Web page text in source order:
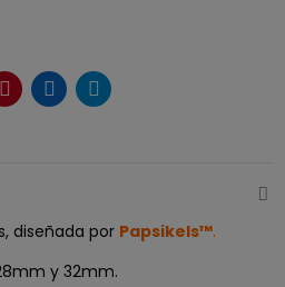
diseñada por Papsikels™.
y 32mm.